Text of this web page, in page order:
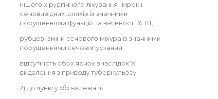
іншого хірургічного лікування нирок і
сечовивідних шляхів із значними
порушеннями функцій та наявності ХНН;
рубцеві зміни сечового міхура із значними
порушеннями сечовипускання;
відсутність обох яєчок внаслідок їх
видалення з приводу туберкульозу.
2) до пункту «б» належать: